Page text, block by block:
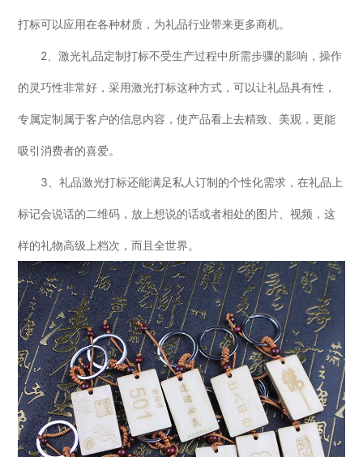
打标可以应用在各种材质，为礼品行业带来更多商机。
2、激光礼品定制打标不受生产过程中所需步骤的影响，操作
的灵巧性非常好，采用激光打标这种方式，可以让礼品具有性，
专属定制属于客户的信息内容，使产品看上去精致、美观，更能
吸引消费者的喜爱。
3、礼品激光打标还能满足私人订制的个性化需求，在礼品上
标记会说话的二维码，放上想说的话或者相处的图片、视频，这
样的礼物高级上档次，而且全世界。